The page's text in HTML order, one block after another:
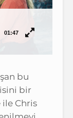
01:47
bu
bir
ile Chris